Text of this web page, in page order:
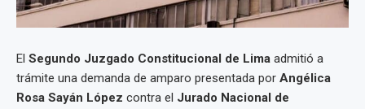
El Segundo Juzgado Constitucional de Lima admitió a
trámite una demanda de amparo presentada por Angélica
Rosa Sayán López contra el Jurado Nacional de